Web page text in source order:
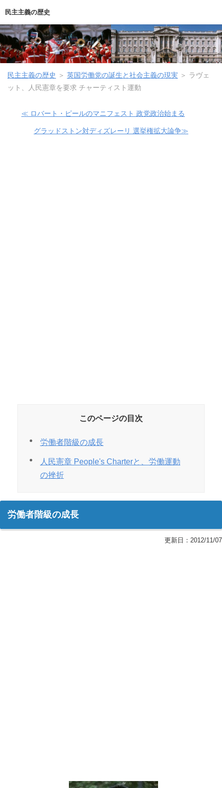
民主主義の歴史
民主主義の歴史 ＞ 英国労働党の誕生と社会主義の現実 ＞ ラヴェ
ット、人民憲章を要求 チャーティスト運動
≪ ロバート・ピールのマニフェスト 政党政治始まる
グラッドストン対ディズレーリ 選挙権拡大論争≫
このページの目次
労働者階級の成長
人民憲章 People's Charterと、労働運動
の挫折
労働者階級の成長
更新日： 2012/11/07